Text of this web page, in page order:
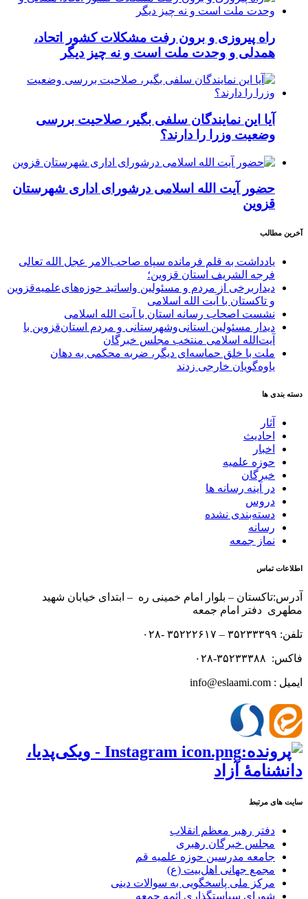
راه پیروزی و برون رفت مشکلات کشور اتحاد،
همدلی و وحدت ملت است و نه چیز دیگر
آیا این نمایندگان سلفی بگیر، صلاحیت بررسی
وضعیت وزرا را دارند؟
حضور آیت الله اسلامی درشورای اداری شهرستان
قزوین
آخرین مطالب
یادداشت به قلم فرمانده سپاه صاحب‌الامر عجل الله تعالی
فرجه الشریف استان قزوین؛
دیداربرخی از مردم و مسئولین واساتید حوزه‌های‌علمیه‌قزوین
و تاکستان با آیت الله اسلامی
نشست اصحاب رسانه استان با آیت الله اسلامی
دیدار مسئولین استانی‌وشهرستانی و مردم‌ استان‌قزوین با
آیت‌الله‌ اسلامی منتخب مجلس‌ خبرگان
ملت با خلق حماسه‌ای دیگر، ضربه محکمی به دهان
یاوه‌گویان خارجی زدند
دسته بندی ها
آثار
احادیث
اخبار
حوزه علمیه
خبرگان
در آینه رسانه ها
دروس
دسته‌بندی نشده
رسانه
نماز جمعه
اطلاعات تماس
آدرس:تاکستان – بلوار امام خمینی ره – ابتدای خیابان شهید
مطهری دفتر امام جمعه
تلفن: ۳۵۲۳۳۳۹۹ – ۳۵۲۲۲۶۱۷ -۰۲۸
فاکس: ۳۵۲۳۳۳۸۸-۰۲۸
ایمیل : info@eslaami.com
سایت های مرتبط
دفتر رهبر معظم انقلاب
مجلس خبرگان رهبری
جامعه مدرسین حوزه علمیه قم
مجمع جهانی اهل‌بیت (ع)
مرکز ملی پاسخگویی به سوالات دینی
شورای سیاستگذاری ائمه جمعه